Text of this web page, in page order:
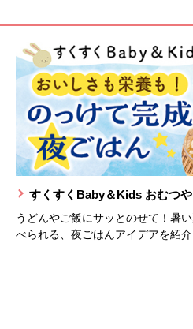
すくすくBaby＆Kids おむつや
うどんやご飯にサッとのせて！暑
べられる、夜ごはんアイデアを紹介